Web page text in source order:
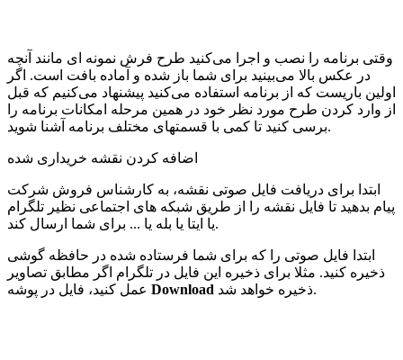
وقتی برنامه را نصب و اجرا می‌کنید طرح فرش نمونه ای مانند آنچه
در عکس بالا می‌بینید برای شما باز شده و آماده بافت است. اگر
اولین باریست که از برنامه استفاده می‌کنید پیشنهاد می‌کنیم که قبل
از وارد کردن طرح مورد نظر خود در همین مرحله امکانات برنامه را
برسی کنید تا کمی با قسمتهای مختلف برنامه آشنا شوید.
اضافه کردن نقشه خریداری شده
ابتدا برای دریافت فایل صوتی نقشه، به کارشناس فروش شرکت
پیام بدهید تا فایل نقشه را از طریق شبکه های اجتماعی نظیر تلگرام
یا ایتا یا بله یا ... برای شما ارسال کند.
ابتدا فایل صوتی را که برای شما فرستاده شده در حافظه گوشی
ذخیره کنید. مثلا برای ذخیره این فایل در تلگرام اگر مطابق تصاویر
Download ذخیره خواهد شد.